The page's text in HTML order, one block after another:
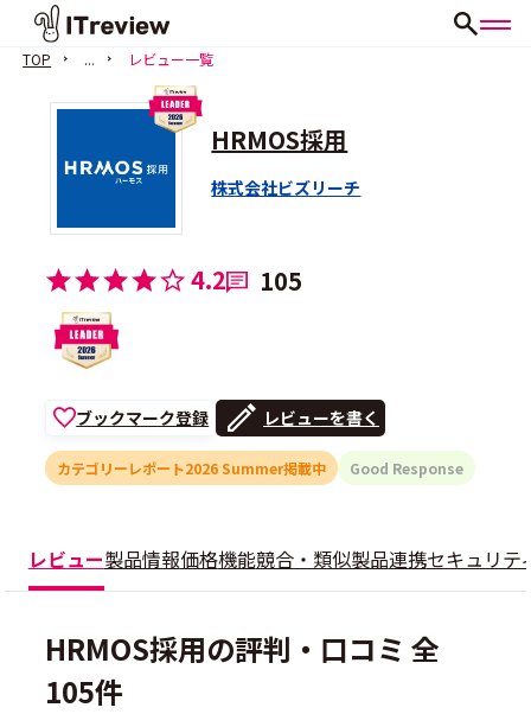
TOP ... レビュー一覧
HRMOS採用
株式会社ビズリーチ
4.2 105
ブックマーク登録 レビューを書く
カテゴリーレポート2026 Summer掲載中 Good Response
レビュー製品情報価格機能競合・類似製品連携セキュリテ
HRMOS採用の評判・口コミ 全
105件